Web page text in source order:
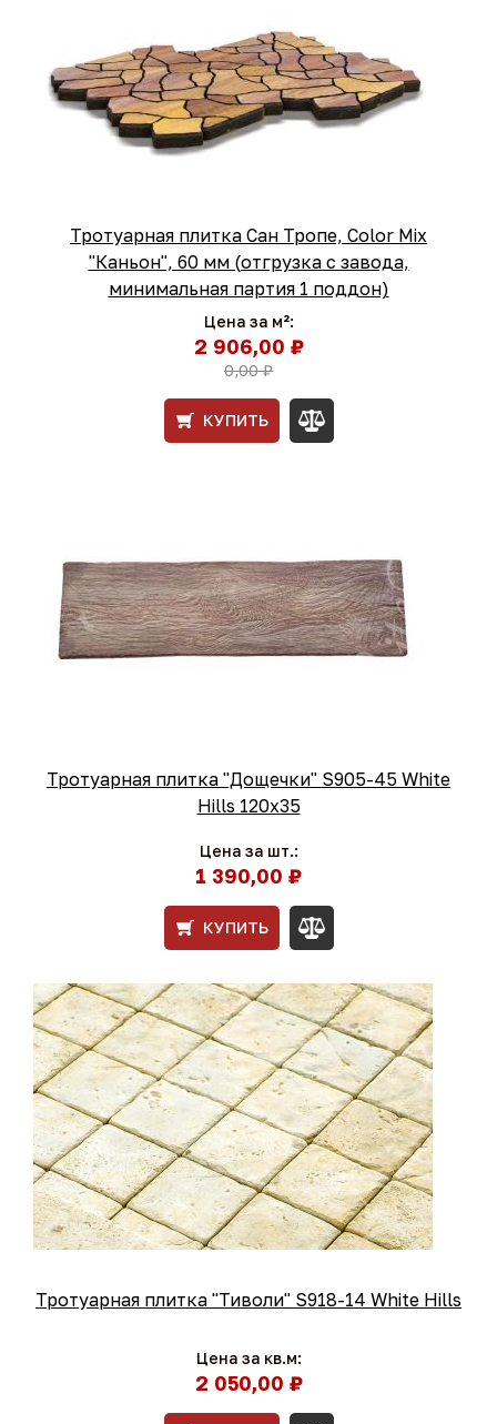
Тротуарная плитка Сан Тропе, Color Mix
"Каньон", 60 мм (отгрузка с завода,
минимальная партия 1 поддон)
Цена за м²:
2 906,00 ₽
0,00 ₽
КУПИТЬ
Тротуарная плитка "Дощечки" S905-45 White
Hills 120x35
Цена за шт.:
1 390,00 ₽
КУПИТЬ
Тротуарная плитка "Тиволи" S918-14 White Hills
Цена за кв.м:
2 050,00 ₽